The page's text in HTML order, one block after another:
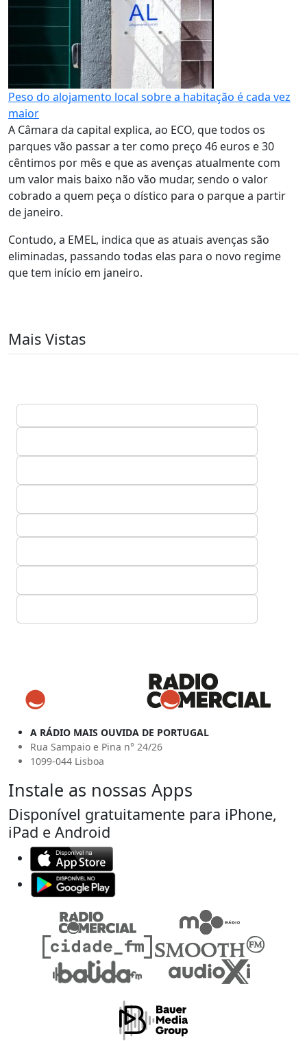
Peso do alojamento local sobre a habitação é cada vez
maior
A Câmara da capital explica, ao ECO, que todos os
parques vão passar a ter como preço 46 euros e 30
cêntimos por mês e que as avenças atualmente com
um valor mais baixo não vão mudar, sendo o valor
cobrado a quem peça o dístico para o parque a partir
de janeiro.
Contudo, a EMEL, indica que as atuais avenças são
eliminadas, passando todas elas para o novo regime
que tem início em janeiro.
Mais Vistas
A RÁDIO MAIS OUVIDA DE PORTUGAL
Rua Sampaio e Pina n° 24/26
1099-044 Lisboa
Instale as nossas Apps
Disponível gratuitamente para iPhone,
iPad e Android